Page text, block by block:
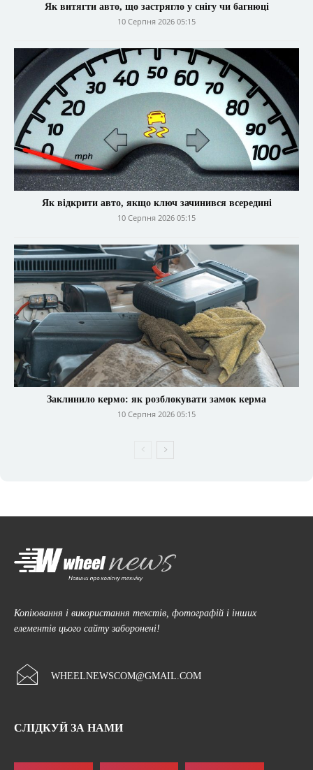
Як витягти авто, що застрягло у снігу чи багнюці
10 Серпня 2026 05:15
Як відкрити авто, якщо ключ зачинився всередині
10 Серпня 2026 05:15
Заклинило кермо: як розблокувати замок керма
10 Серпня 2026 05:15
Копіювання і використання текстів, фотографій і інших
елементів цього сайту заборонені!
WHEELNEWSCOM@GMAIL.COM
СЛІДКУЙ ЗА НАМИ